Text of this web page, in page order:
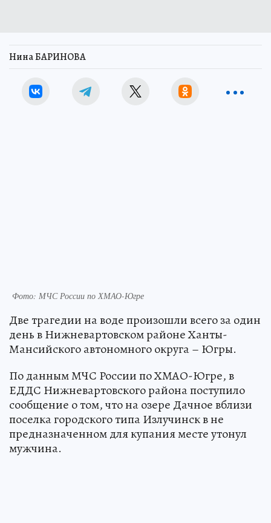
Нина БАРИНОВА
Фото: МЧС России по ХМАО-Югре
Две трагедии на воде произошли всего за один
день в Нижневартовском районе Ханты-
Мансийского автономного округа – Югры.
По данным МЧС России по ХМАО-Югре, в
ЕДДС Нижневартовского района поступило
сообщение о том, что на озере Дачное вблизи
поселка городского типа Излучинск в не
предназначенном для купания месте утонул
мужчина.